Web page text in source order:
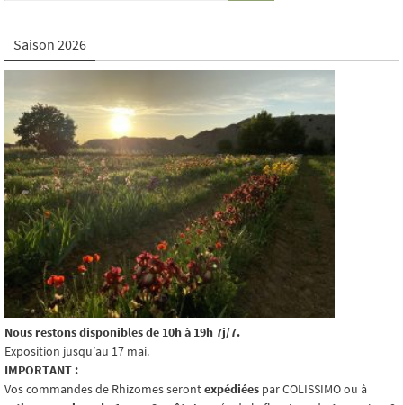
Saison 2026
Nous restons disponibles de 10h à 19h 7j/7.
Exposition jusqu’au 17 mai.
IMPORTANT :
Vos commandes de Rhizomes serontexpédiées par COLISSIMO ou à